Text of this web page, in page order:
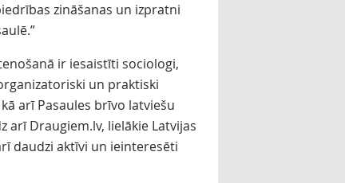
zināšanas un izpratni
ir iesaistīti sociologi,
un praktiski
arī Pasaules brīvo latviešu
Draugiem.lv, lielākie Latvijas
daudzi aktīvi un ieinteresēti